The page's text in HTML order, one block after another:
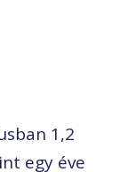
1,2
egy éve